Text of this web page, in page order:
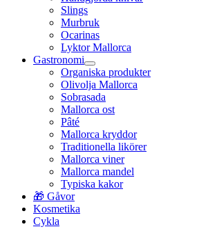
Slings
Murbruk
Ocarinas
Lyktor Mallorca
Gastronomi
Organiska produkter
Olivolja Mallorca
Sobrasada
Mallorca ost
Pâté
Mallorca kryddor
Traditionella likörer
Mallorca viner
Mallorca mandel
Typiska kakor
🎁 Gåvor
Kosmetika
Cykla